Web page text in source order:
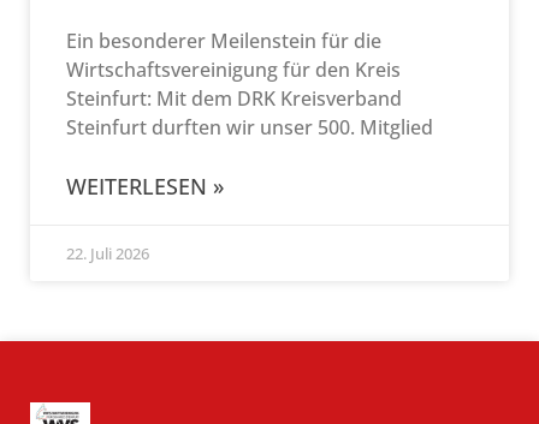
Ein besonderer Meilenstein für die
Wirtschaftsvereinigung für den Kreis
Steinfurt: Mit dem DRK Kreisverband
Steinfurt durften wir unser 500. Mitglied
WEITERLESEN »
22. Juli 2026